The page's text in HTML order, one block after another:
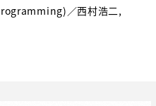
／西村浩二,